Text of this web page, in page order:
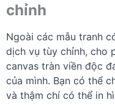
chỉnh
Ngoài các mẫu tranh
dịch vụ tùy chỉnh, cho
canvas tràn viền độc
của mình. Bạn có thể
và thậm chí có thể in